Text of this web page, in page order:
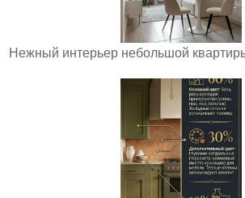
Нежный интерьер небольшой